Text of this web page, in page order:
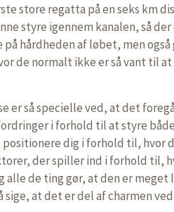
store regatta på en seks km
styre igennem kanalen, så
hårdheden af løbet, men
de normalt ikke er så vant til at
er så specielle ved, at det
i forhold til at styre
dig i forhold til, hvor
der spiller ind i forhold til,
alle de ting gør, at den er
sige, at det er del af charmen